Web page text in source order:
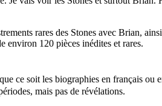
rares des Stones avec Brian,
environ 120 pièces inédites et rares.
ce soit les biographies en français
mais pas de révélations.